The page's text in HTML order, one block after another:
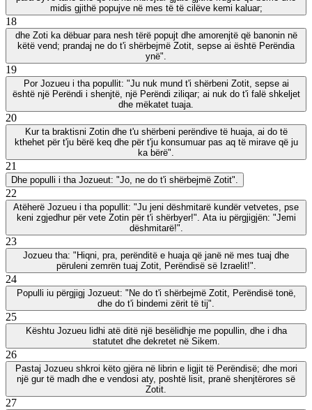
midis gjithë popujve në mes të të cilëve kemi kaluar;
18
dhe Zoti ka dëbuar para nesh tërë popujt dhe amorenjtë që banonin në
këtë vend; prandaj ne do t'i shërbejmë Zotit, sepse ai është Perëndia
ynë".
19
Por Jozueu i tha popullit: "Ju nuk mund t'i shërbeni Zotit, sepse ai
është një Perëndi i shenjtë, një Perëndi ziliqar; ai nuk do t'i falë shkeljet
dhe mëkatet tuaja.
20
Kur ta braktisni Zotin dhe t'u shërbeni perëndive të huaja, ai do të
kthehet për t'ju bërë keq dhe për t'ju konsumuar pas aq të mirave që ju
ka bërë".
21
Dhe populli i tha Jozueut: "Jo, ne do t'i shërbejmë Zotit".
22
Atëherë Jozueu i tha popullit: "Ju jeni dëshmitarë kundër vetvetes, pse
keni zgjedhur për vete Zotin për t'i shërbyer!". Ata iu përgjigjën: "Jemi
dëshmitarë!".
23
Jozueu tha: "Hiqni, pra, perënditë e huaja që janë në mes tuaj dhe
përuleni zemrën tuaj Zotit, Perëndisë së Izraelit!".
24
Populli iu përgjigj Jozueut: "Ne do t'i shërbejmë Zotit, Perëndisë tonë,
dhe do t'i bindemi zërit të tij".
25
Kështu Jozueu lidhi atë ditë një besëlidhje me popullin, dhe i dha
statutet dhe dekretet në Sikem.
26
Pastaj Jozueu shkroi këto gjëra në librin e ligjit të Perëndisë; dhe mori
një gur të madh dhe e vendosi aty, poshtë lisit, pranë shenjtërores së
Zotit.
27